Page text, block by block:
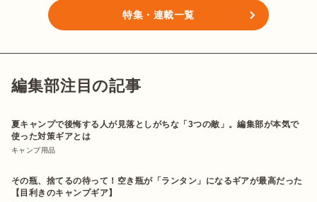
特集・連載一覧
編集部注目の記事
夏キャンプで後悔する人が見落としがちな「3つの敵」。編集部が本気で
使った対策ギアとは
キャンプ用品
その瓶、捨てるの待って！空き瓶が「ランタン」になるギアが最高だった
【目利きのキャンプギア】